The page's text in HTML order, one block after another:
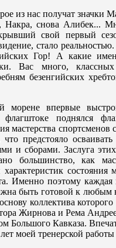
из нас получат значки
снова Алибек...
свой первый
стало
Гор! А какие
Вас много,
безенгийских
морене впервые
поднялся
мастерства спортсменов
предстояло
и сборами. Заслуга
большинство, как
состояния
Именно поэтому каждая
быть готовой к
коллектива
Жирнова и Рема
Большого Кавказа.
моей тренерской работы